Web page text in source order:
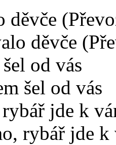
děvče
děvče
od vás
šel od vás
jde k
rybář jde k